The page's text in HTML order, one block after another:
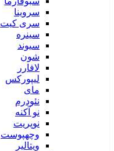
سروینا
سری کیت
سینره
سیوند
شون
لافارر
لیپورکس
مای
نئودرم
نو آکنه
نوپریت
وچهپوست
ویتالیر